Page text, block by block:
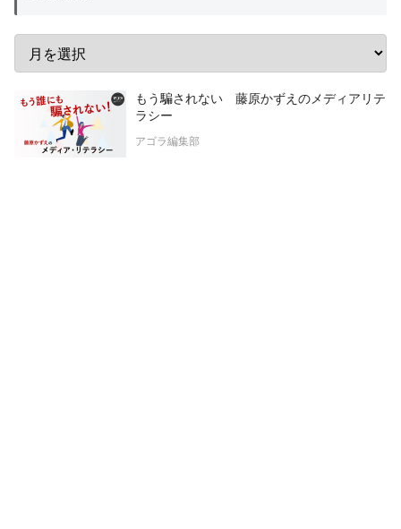
もう騙されない 藤原かずえのメディアリテ
ラシー
アゴラ編集部